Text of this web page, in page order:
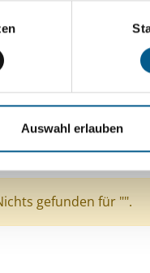
Auswahl erlauben
Filter:
Natur- &
Bildung und
gefunden für "".